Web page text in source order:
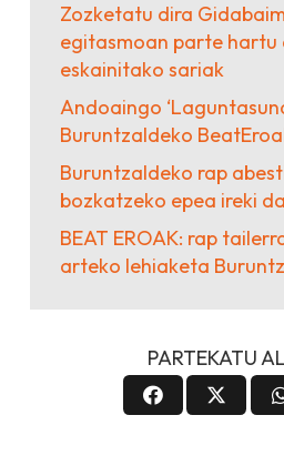
Zozketatu dira
egitasmoan parte
eskainitako sariak
Andoaingo
Buruntzaldeko
Buruntzaldeko rap
bozkatzeko epea ireki da
BEAT EROAK: rap
arteko lehiaketa
PARTEKATU